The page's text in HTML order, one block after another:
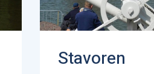
Stavoren